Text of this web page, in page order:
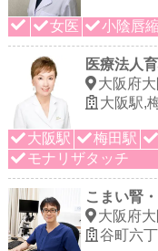
女医 小陰唇
医療法人
大阪府
大阪駅,
大阪駅 梅田駅
モナリザタッチ
こまい腎
大阪府
谷町六